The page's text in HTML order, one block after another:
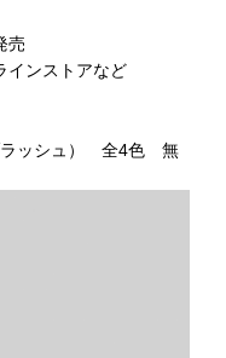
売
ンストアなど
ラッシュ） 全4色 無